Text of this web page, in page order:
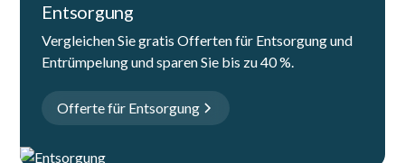
Entsorgung
Vergleichen Sie gratis Offerten für Entsorgung und
Entrümpelung und sparen Sie bis zu 40 %.
Offerte für Entsorgung